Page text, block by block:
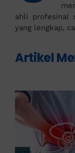
ahli profesinal
yang lengkap,
Artikel